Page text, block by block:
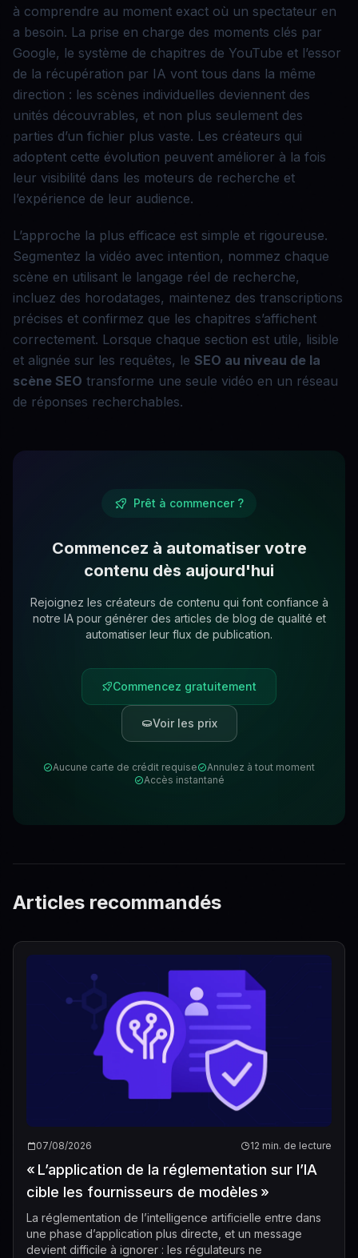
à comprendre au moment exact où un spectateur en
a besoin. La prise en charge des moments clés par
Google, le système de chapitres de YouTube et l’essor
de la récupération par IA vont tous dans la même
direction : les scènes individuelles deviennent des
unités découvrables, et non plus seulement des
parties d’un fichier plus vaste. Les créateurs qui
adoptent cette évolution peuvent améliorer à la fois
leur visibilité dans les moteurs de recherche et
l’expérience de leur audience.
L’approche la plus efficace est simple et rigoureuse.
Segmentez la vidéo avec intention, nommez chaque
scène en utilisant le langage réel de recherche,
incluez des horodatages, maintenez des transcriptions
précises et confirmez que les chapitres s’affichent
correctement. Lorsque chaque section est utile, lisible
et alignée sur les requêtes, le SEO au niveau de la
scène SEO transforme une seule vidéo en un réseau
de réponses recherchables.
Prêt à commencer ?
Commencez à automatiser votre
contenu dès aujourd'hui
Rejoignez les créateurs de contenu qui font confiance à
notre IA pour générer des articles de blog de qualité et
automatiser leur flux de publication.
Commencez gratuitement
Voir les prix
Aucune carte de crédit requise
Annulez à tout moment
Accès instantané
Articles recommandés
07/08/2026 12 min. de lecture
« L’application de la réglementation sur l’IA
cible les fournisseurs de modèles »
La réglementation de l’intelligence artificielle entre dans
une phase d’application plus directe, et un message
devient difficile à ignorer : les régulateurs ne